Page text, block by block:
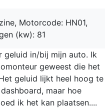
Motorcode: HN01,
(kw): 81
geluid in/bij mijn auto. Ik
geweest die het
geluid lijkt heel hoog te
maar hoe
ik het kan plaatsen....